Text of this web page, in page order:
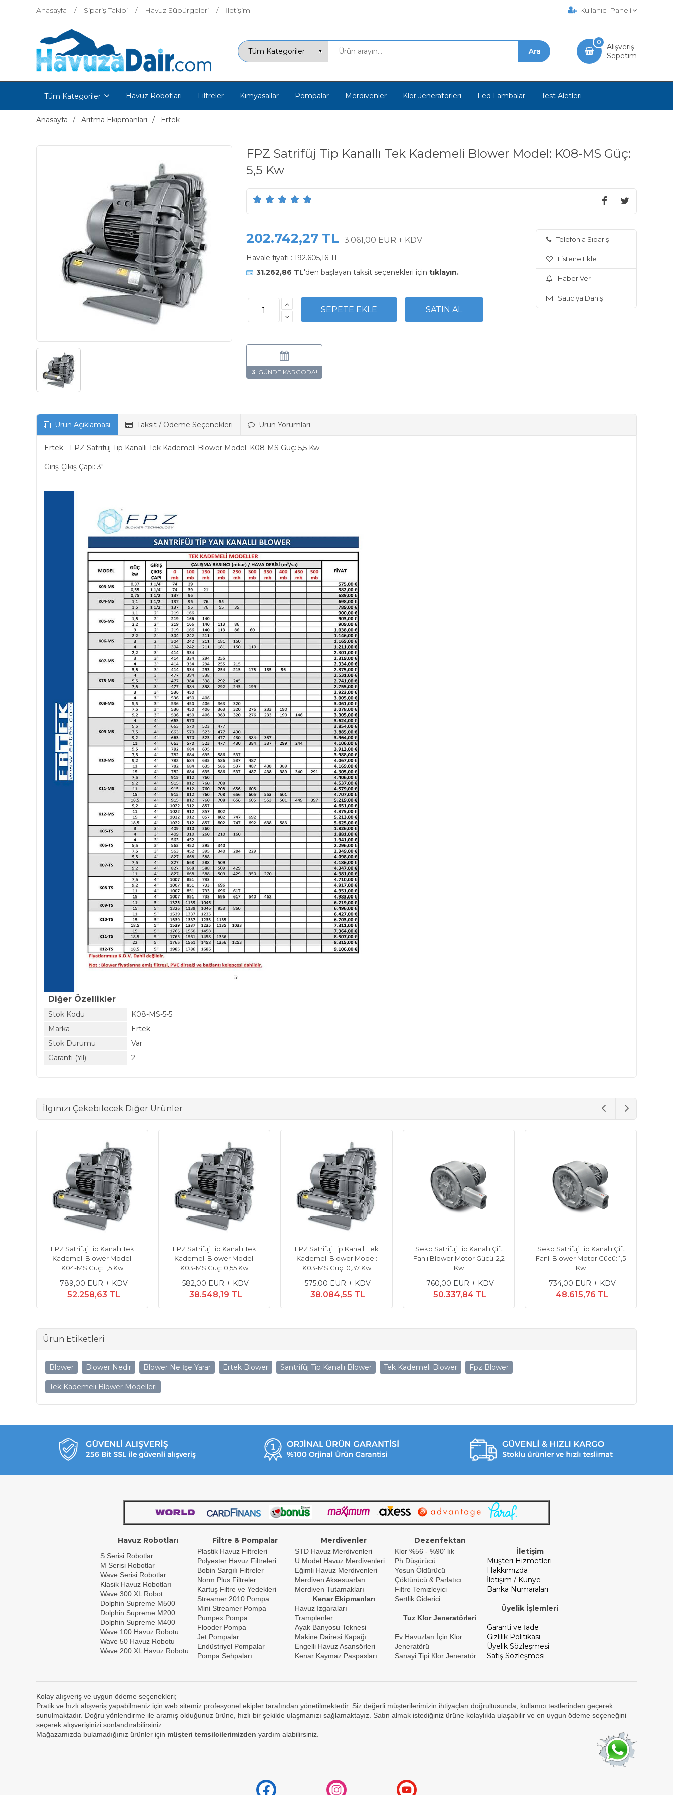
Anasayfa Sipariş Takibi Havuz Süpürgeleri İletişim Kullanıcı Paneli
Alışveriş
Sepetim
0
Tüm Kategoriler Havuz Robotları Filtreler Kimyasallar Pompalar Merdivenler Klor Jeneratörleri Led Lambalar Test Aletleri
Anasayfa Arıtma Ekipmanları Ertek
FPZ Satrifüj Tip Kanallı Tek Kademeli Blower Model: K08-MS Güç:
5,5 Kw
202.742,27 TL 3.061,00 EUR + KDV
Havale fiyatı : 192.605,16 TL
31.262,86 TL'den başlayan taksit seçenekleri için tıklayın.
3
Telefonla Sipariş
Listene Ekle
Haber Ver
Satıcıya Danış
Ürün Açıklaması Taksit / Ödeme Seçenekleri Ürün Yorumları
Ertek - FPZ Satrifüj Tip Kanallı Tek Kademeli Blower Model: K08-MS Güç: 5,5 Kw
Giriş-Çıkış Çapı: 3"
Diğer Özellikler
Stok Kodu
K08-MS-5-5
Marka
Ertek
Stok Durumu
Var
Garanti (Yıl)
2
İlginizi Çekebilecek Diğer Ürünler
FPZ Satrifüj Tip Kanallı Tek
Kademeli Blower Model:
K04-MS Güç: 1,5 Kw
789,00 EUR + KDV
52.258,63 TL
FPZ Satrifüj Tip Kanallı Tek
Kademeli Blower Model:
K03-MS Güç: 0,55 Kw
582,00 EUR + KDV
38.548,19 TL
FPZ Satrifüj Tip Kanallı Tek
Kademeli Blower Model:
K03-MS Güç: 0,37 Kw
575,00 EUR + KDV
38.084,55 TL
Seko Satrifüj Tip Kanallı Çift
Fanlı Blower Motor Gücü: 2,2
Kw
760,00 EUR + KDV
50.337,84 TL
Seko Satrifüj Tip Kanallı Çift
Fanlı Blower Motor Gücü: 1,5
Kw
734,00 EUR + KDV
48.615,76 TL
Ürün Etiketleri
Blower Blower Nedir Blower Ne İşe Yarar Ertek Blower Santrifüj Tip Kanallı Blower Tek Kademeli Blower Fpz Blower
Tek Kademeli Blower Modelleri
Havuz Robotları Filtre & Pompalar Merdivenler Dezenfektan
S Serisi Robotlar
M Serisi Robotlar
Wave Serisi Robotlar
Klasik Havuz Robotları
Wave 300 XL Robot
Dolphin Supreme M500
Dolphin Supreme M200
Dolphin Supreme M400
Wave 100 Havuz Robotu
Wave 50 Havuz Robotu
Wave 200 XL Havuz Robotu
Plastik Havuz Filtreleri
Polyester Havuz Filtreleri
Bobin Sargılı Filtreler
Norm Plus Filtreler
Kartuş Filtre ve Yedekleri
Streamer 2010 Pompa
Mini Streamer Pompa
Pumpex Pompa
Flooder Pompa
Jet Pompalar
Endüstriyel Pompalar
Pompa Sehpaları
STD Havuz Merdivenleri
U Model Havuz Merdivenleri
Eğimli Havuz Merdivenleri
Merdiven Aksesuarları
Merdiven Tutamakları
Kenar Ekipmanları
Havuz Izgaraları
Tramplenler
Ayak Banyosu Teknesi
Makine Dairesi Kapağı
Engelli Havuz Asansörleri
Kenar Kaymaz Paspasları
Klor %56 - %90' lık
Ph Düşürücü
Yosun Öldürücü
Çöktürücü & Parlatıcı
Filtre Temizleyici
Sertlik Giderici
Tuz Klor Jeneratörleri
Ev Havuzları İçin Klor
Jeneratörü
Sanayi Tipi Klor Jeneratör
İletişim
Müşteri Hizmetleri
Hakkımızda
İletişim / Künye
Banka Numaraları
Üyelik İşlemleri
Garanti ve İade
Gizlilik Politikası
Üyelik Sözleşmesi
Satış Sözleşmesi
Kolay alışveriş ve uygun ödeme seçenekleri;
Pratik ve hızlı alışveriş yapabilmeniz için web sitemiz profesyonel ekipler tarafından yönetilmektedir. Siz değerli müşterilerimizin ihtiyaçları doğrultusunda, kullanıcı testlerinden geçerek
sunulmaktadır. Doğru yönlendirme ile aramış olduğunuz ürüne, hızlı bir şekilde ulaşmanızı sağlamaktayız. Satın almak istediğiniz ürüne kolaylıkla ulaşabilir ve en uygun ödeme seçeneğini
seçerek alışverişinizi sonlandırabilirsiniz.
Mağazamızda bulamadığınız ürünler için müşteri temsilcilerimizden yardım alabilirsiniz.